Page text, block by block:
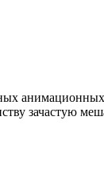
зачастую